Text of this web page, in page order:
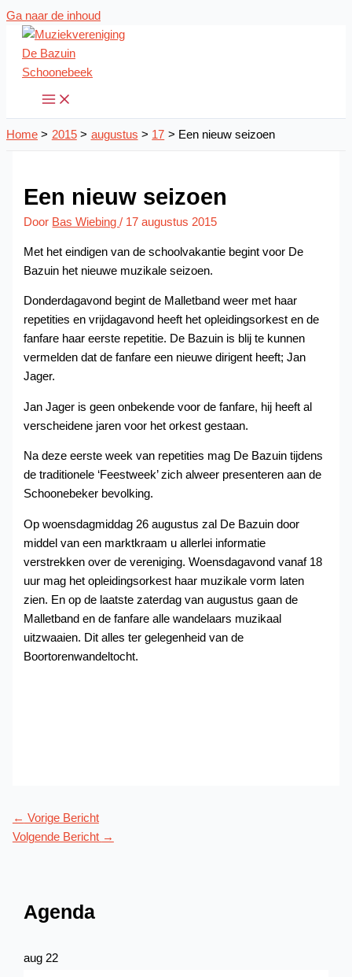
Ga naar de inhoud
Home 2015 augustus 17 Een nieuw seizoen
Een nieuw seizoen
Door Bas Wiebing/ 17 augustus 2015
Met het eindigen van de schoolvakantie begint voor De
Bazuin het nieuwe muzikale seizoen.
Donderdagavond begint de Malletband weer met haar
repetities en vrijdagavond heeft het opleidingsorkest en de
fanfare haar eerste repetitie. De Bazuin is blij te kunnen
vermelden dat de fanfare een nieuwe dirigent heeft; Jan
Jager.
Jan Jager is geen onbekende voor de fanfare, hij heeft al
verscheidene jaren voor het orkest gestaan.
Na deze eerste week van repetities mag De Bazuin tijdens
de traditionele ‘Feestweek’ zich alweer presenteren aan de
Schoonebeker bevolking.
Op woensdagmiddag 26 augustus zal De Bazuin door
middel van een marktkraam u allerlei informatie
verstrekken over de vereniging. Woensdagavond vanaf 18
uur mag het opleidingsorkest haar muzikale vorm laten
zien. En op de laatste zaterdag van augustus gaan de
Malletband en de fanfare alle wandelaars muzikaal
uitzwaaien. Dit alles ter gelegenheid van de
Boortorenwandeltocht.
← Vorige Bericht
Volgende Bericht →
Agenda
aug22